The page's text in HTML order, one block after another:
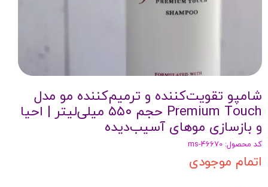
شامپو تقویت‌کننده و ترمیم‌کننده مو مدل
Premium Touch حجم ۵۵۰ میلی‌لیتر | احیا
و بازسازی موهای آسیب‌دیده
کد محصول: ms-46670
اتمام موجودی